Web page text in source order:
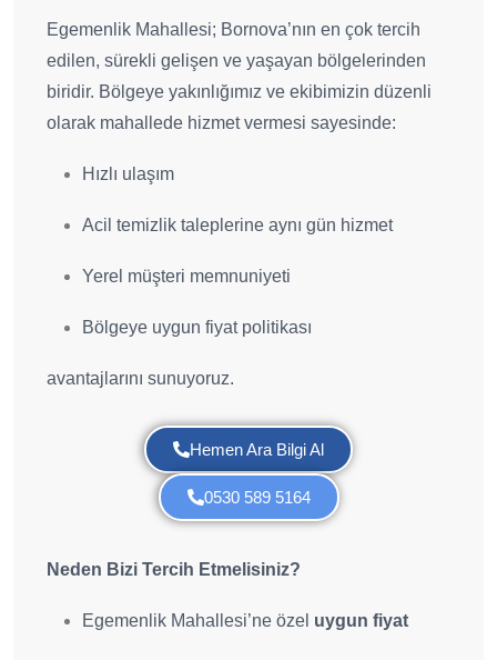
Egemenlik Mahallesi; Bornova’nın en çok tercih
edilen, sürekli gelişen ve yaşayan bölgelerinden
biridir. Bölgeye yakınlığımız ve ekibimizin düzenli
olarak mahallede hizmet vermesi sayesinde:
Hızlı ulaşım
Acil temizlik taleplerine aynı gün hizmet
Yerel müşteri memnuniyeti
Bölgeye uygun fiyat politikası
avantajlarını sunuyoruz.
Hemen Ara Bilgi Al
0530 589 5164
Neden Bizi Tercih Etmelisiniz?
Egemenlik Mahallesi’ne özel uygun fiyat